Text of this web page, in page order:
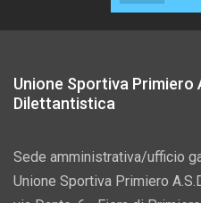
Unione Sportiva
Dilettantistica
Sede amministrativa/ufficio
Unione Sportiva Primiero